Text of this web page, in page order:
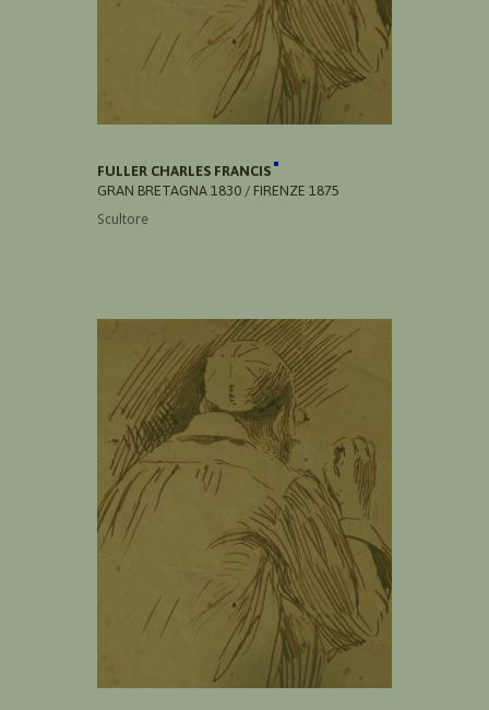
FULLER CHARLES FRANCIS
GRAN BRETAGNA 1830 / FIRENZE 1875
Scultore